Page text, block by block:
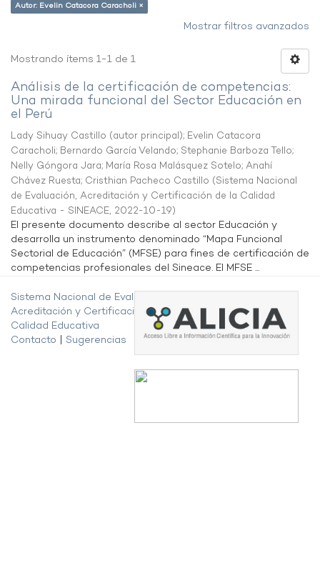
Autor: Evelin Catacora Caracholi ×
Mostrar filtros avanzados
Mostrando ítems 1-1 de 1
Análisis de la certificación de competencias:
Una mirada funcional del Sector Educación en
el Perú
Lady Sihuay Castillo (autor principal); Evelin Catacora
Caracholi; Bernardo García Velando; Stephanie Barboza Tello;
Nelly Góngora Jara; María Rosa Malásquez Sotelo; Anahí
Chávez Ruesta; Cristhian Pacheco Castillo (Sistema Nacional
de Evaluación, Acreditación y Certificación de la Calidad
Educativa - SINEACE, 2022-10-19)
El presente documento describe al sector Educación y
desarrolla un instrumento denominado “Mapa Funcional
Sectorial de Educación” (MFSE) para fines de certificación de
competencias profesionales del Sineace. El MFSE ...
Sistema Nacional de Evaluación,
Acreditación y Certificación de la
Calidad Educativa
Contacto
Sugerencias